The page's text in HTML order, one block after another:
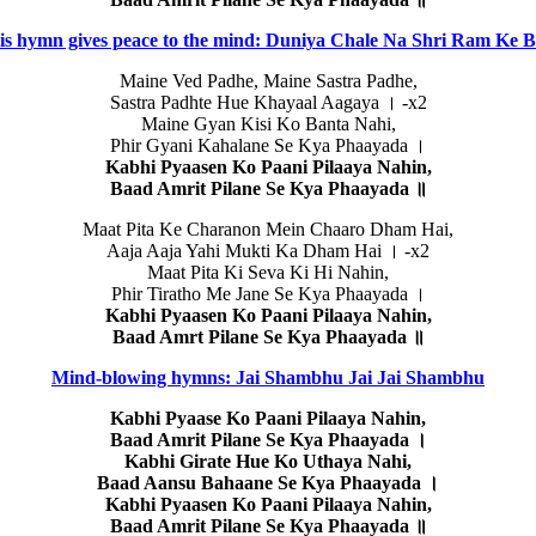
hymn gives peace to the mind: Duniya Chale Na Shri Ram Ke
Maine Ved Padhe, Maine Sastra Padhe,
Sastra Padhte Hue Khayaal Aagaya । -x2
Maine Gyan Kisi Ko Banta Nahi,
Phir Gyani Kahalane Se Kya Phaayada ।
Kabhi Pyaasen Ko Paani Pilaaya Nahin,
Baad Amrit Pilane Se Kya Phaayada ॥
Maat Pita Ke Charanon Mein Chaaro Dham Hai,
Aaja Aaja Yahi Mukti Ka Dham Hai । -x2
Maat Pita Ki Seva Ki Hi Nahin,
Phir Tiratho Me Jane Se Kya Phaayada ।
Kabhi Pyaasen Ko Paani Pilaaya Nahin,
Baad Amrt Pilane Se Kya Phaayada ॥
Mind-blowing hymns: Jai Shambhu Jai Jai Shambhu
Kabhi Pyaase Ko Paani Pilaaya Nahin,
Baad Amrit Pilane Se Kya Phaayada ।
Kabhi Girate Hue Ko Uthaya Nahi,
Baad Aansu Bahaane Se Kya Phaayada ।
Kabhi Pyaasen Ko Paani Pilaaya Nahin,
Baad Amrit Pilane Se Kya Phaayada ॥